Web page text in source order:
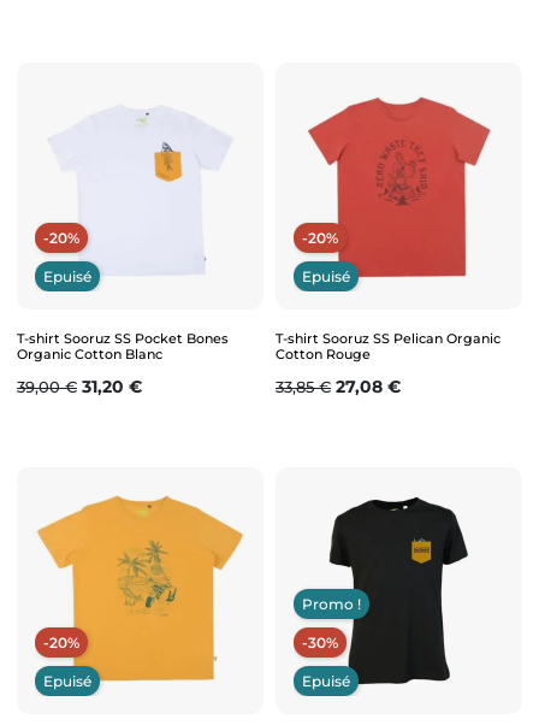
-20%
Epuisé
T-shirt Sooruz SS Pocket Bones
Organic Cotton Blanc
Prix de base
39,00 € Prix
31,20 €
-20%
Epuisé
T-shirt Sooruz SS Pelican Organic
Cotton Rouge
Prix de base
33,85 € Prix
27,08 €
-20%
Epuisé
Promo !
-30%
Epuisé